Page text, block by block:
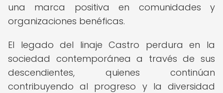
una marca positiva en comunidades y
organizaciones benéficas.
El legado del linaje Castro perdura en la
sociedad contemporánea a través de sus
descendientes, quienes continúan
contribuyendo al progreso y la diversidad